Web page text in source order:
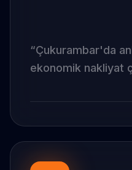
“Çukurambar'da
ekonomik nakliyat